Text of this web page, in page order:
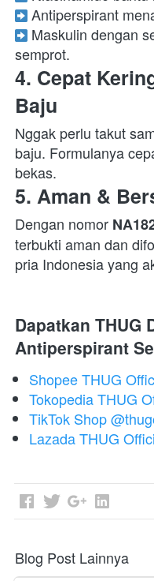
Maskulin dengan
semprot.
4. Cepat
Baju
Nggak perlu takut
baju. Formulanya
bekas.
5. Aman &
Dengan nomor
terbukti aman dan
pria Indonesia yang
Dapatkan THUG
Antiperspirant
Shopee THUG
Tokopedia THUG
TikTok Shop
Lazada THUG
Blog Post Lainnya